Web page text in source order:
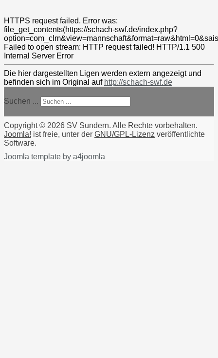
HTTPS request failed. Error was:
file_get_contents(https://schach-swf.de/index.php?
Failed to open stream: HTTP request failed! HTTP/1.1 500
Internal Server Error
Die hier dargestellten Ligen werden extern angezeigt und
befinden sich im Original auf http://schach-swf.de
Suchen ...
Copyright © 2026 SV Sundern. Alle Rechte vorbehalten.
Joomla! ist freie, unter der GNU/GPL-Lizenz veröffentlichte
Software.
Joomla template by a4joomla